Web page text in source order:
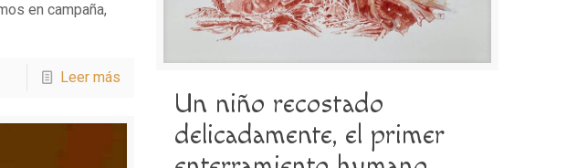
en campaña,
Leer más
Un niño recostado
delicadamente, el primer